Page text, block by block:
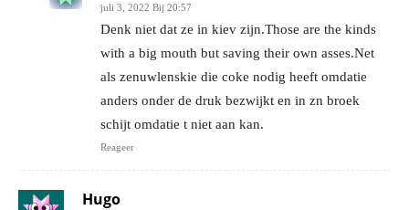
juli 3, 2022 Bij 20:57
Denk niet dat ze in kiev zijn.Those are the kinds
with a big mouth but saving their own asses.Net
als zenuwlenskie die coke nodig heeft omdatie
anders onder de druk bezwijkt en in zn broek
schijt omdatie t niet aan kan.
Reageer
Hugo